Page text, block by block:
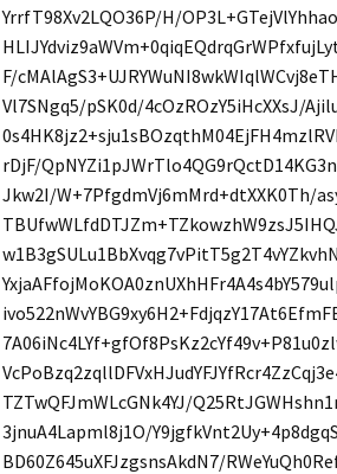
YrrfT98Xv2LQO36P/H/
F/
Vl7SNgq5/pSK0d/4cOzROzY5iHcXXsJ/
rDjF/
Jkw2I/W+7PfgdmVj6mMrd+dtXXK0Th/
TZTwQFJmWLcGNk4YJ/
3jnuA4Lapml8j1O/
BD60Z645uXFJzgsnsAkdN7/